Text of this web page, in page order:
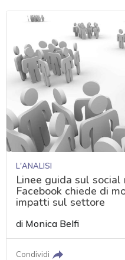
L'ANALISI
Linee guida sul
Facebook chiede di
impatti sul settore
di Monica Belfi
Condividi